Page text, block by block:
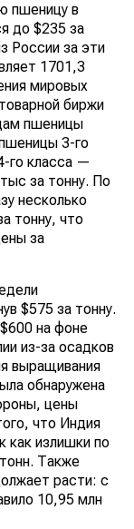
пшеницу в
до $235 за
России за эти
1701,3
мировых
биржи
пшеницы
3-го
го класса —
за тонну. По
несколько
тонну, что
за
$575 за тонну.
на фоне
из-за осадков
выращивания
обнаружена
цены
что Индия
как излишки по
Также
расти: с
10,95 млн